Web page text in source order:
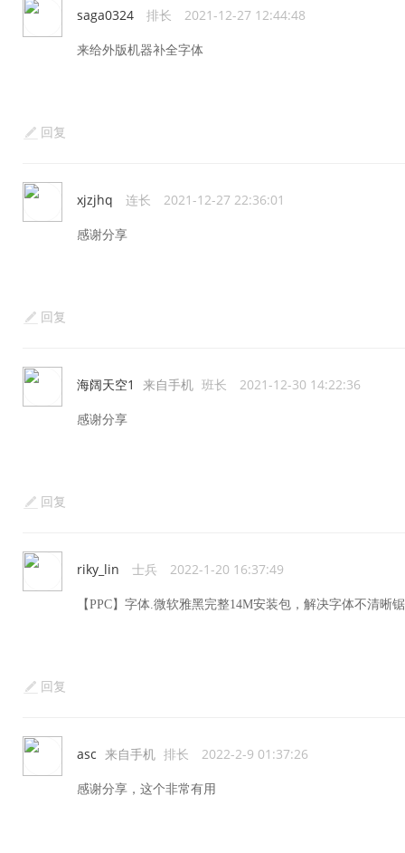
saga0324 排长 2021-12-27 12:44:48
来给外版机器补全字体
回复
xjzjhq 连长 2021-12-27 22:36:01
感谢分享
回复
海阔天空1 来自手机 班长 2021-12-30 14:22:36
感谢分享
回复
riky_lin 士兵 2022-1-20 16:37:49
【PPC】字体.微软雅黑完整14M安装包，解决字体不清晰
回复
asc 来自手机 排长 2022-2-9 01:37:26
感谢分享，这个非常有用